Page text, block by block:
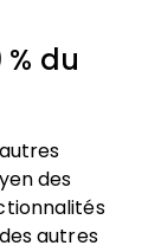
du
des
autres